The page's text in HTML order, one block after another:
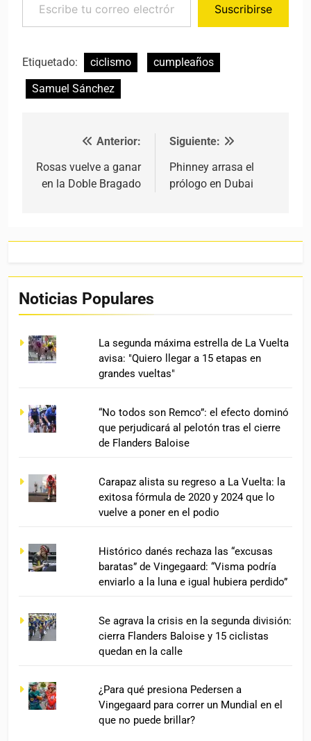
Suscribirse
Etiquetado: ciclismo
cumpleaños
Samuel Sánchez
Navegación de entradas
Anterior:
Rosas vuelve a ganar
en la Doble Bragado
Siguiente:
Phinney arrasa el
prólogo en Dubai
Noticias Populares
La segunda máxima estrella de La Vuelta
avisa: "Quiero llegar a 15 etapas en
grandes vueltas"
“No todos son Remco”: el efecto dominó
que perjudicará al pelotón tras el cierre
de Flanders Baloise
Carapaz alista su regreso a La Vuelta: la
exitosa fórmula de 2020 y 2024 que lo
vuelve a poner en el podio
Histórico danés rechaza las “excusas
baratas” de Vingegaard: “Visma podría
enviarlo a la luna e igual hubiera perdido”
Se agrava la crisis en la segunda división:
cierra Flanders Baloise y 15 ciclistas
quedan en la calle
¿Para qué presiona Pedersen a
Vingegaard para correr un Mundial en el
que no puede brillar?